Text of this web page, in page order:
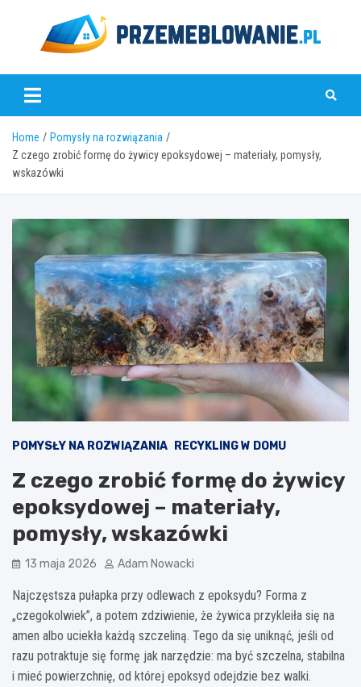
www.przemeblowanie.pl
Home
Pomysły na rozwiązania
Z czego zrobić formę do żywicy epoksydowej – materiały, pomysły,
wskazówki
POMYSŁY NA ROZWIĄZANIA RECYKLING W DOMU
Z czego zrobić formę do żywicy
epoksydowej – materiały,
pomysły, wskazówki
13 maja 2026 Adam Nowacki
Najczęstsza pułapka przy odlewach z epoksydu? Forma z
„czegokolwiek”, a potem zdziwienie, że żywica przykleiła się na
amen albo uciekła każdą szczeliną. Tego da się uniknąć, jeśli od
razu potraktuje się formę jak narzędzie: ma być szczelna, stabilna
i mieć powierzchnię, od której epoksyd odejdzie bez walki.